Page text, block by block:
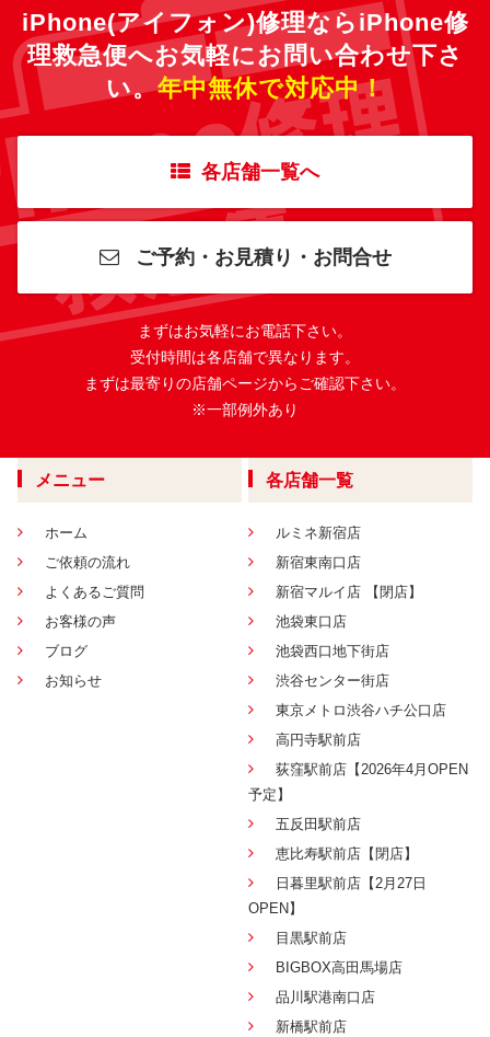
iPhone(アイフォン)修理ならiPhone修
理救急便へお気軽にお問い合わせ下さ
い。年中無休で対応中！
各店舗一覧へ
ご予約・お見積り・お問合せ
まずはお気軽にお電話下さい。
受付時間は各店舗で異なります。
まずは最寄りの店舗ページからご確認下さい。
※一部例外あり
メニュー
ホーム
ご依頼の流れ
よくあるご質問
お客様の声
ブログ
お知らせ
各店舗一覧
ルミネ新宿店
新宿東南口店
新宿マルイ店 【閉店】
池袋東口店
池袋西口地下街店
渋谷センター街店
東京メトロ渋谷ハチ公口店
高円寺駅前店
荻窪駅前店【2026年4月OPEN
予定】
五反田駅前店
恵比寿駅前店【閉店】
日暮里駅前店【2月27日
OPEN】
目黒駅前店
BIGBOX高田馬場店
品川駅港南口店
新橋駅前店